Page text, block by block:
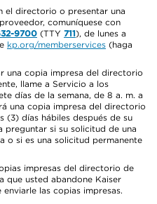
el directorio o presentar una
comuníquese con
9700 (TTY 711), de lunes a
kp.org/memberservices (haga
una copia impresa del directorio
llame a Servicio a los
días de la semana, de 8 a. m. a
una copia impresa del directorio
(3) días hábiles después de su
preguntar si su solicitud de una
o si es una solicitud permanente
impresas del directorio de
que usted abandone Kaiser
las copias impresas.